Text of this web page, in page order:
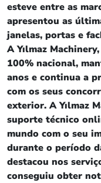
esteve entre as
apresentou as
janelas, portas e
A Yılmaz
100% nacional,
anos e continua a
com os seus
exterior. A Yılmaz
suporte técnico
mundo com o seu
durante o período
destacou nos
conseguiu obter